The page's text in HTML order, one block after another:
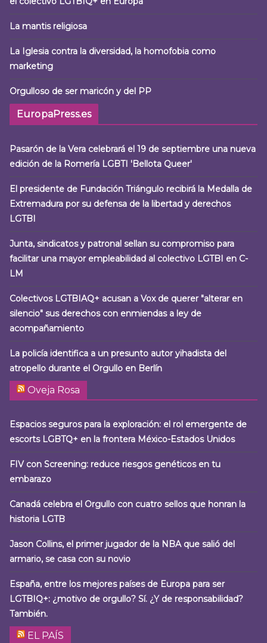
La mantis religiosa
La Iglesia contra la diversidad, la homofobia como
marketing
Orgulloso de ser maricón y del PP
EuropaPress.es
Pasarón de la Vera celebrará el 19 de septiembre una nueva
edición de la Romería LGBTI 'Bellota Queer'
El presidente de Fundación Triángulo recibirá la Medalla de
Extremadura por su defensa de la libertad y derechos
LGTBI
Junta, sindicatos y patronal sellan su compromiso para
facilitar una mayor empleabilidad al colectivo LGTBI en C-
LM
Colectivos LGTBIAQ+ acusan a Vox de querer "alterar en
silencio" sus derechos con enmiendas a ley de
acompañamiento
La policía identifica a un presunto autor yihadista del
atropello durante el Orgullo en Berlín
Oveja Rosa
Espacios seguros para la exploración: el rol emergente de
escorts LGBTQ+ en la frontera México-Estados Unidos
FIV con Screening: reduce riesgos genéticos en tu
embarazo
Canadá celebra el Orgullo con cuatro sellos que honran la
historia LGTB
Jason Collins, el primer jugador de la NBA que salió del
armario, se casa con su novio
España, entre los mejores países de Europa para ser
LGTBIQ+: ¿motivo de orgullo? Sí. ¿Y de responsabilidad?
También.
EL PAÍS